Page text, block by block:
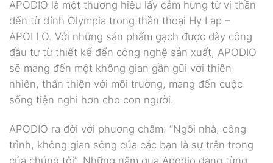
APODIO là một thương hiệu lấy cảm hứng từ vị thần
đến từ đỉnh Olympia trong thần thoại Hy Lạp –
APOLLO. Với những sản phẩm gạch được dày công
đầu tư từ thiết kế đến công nghệ sản xuất, APODIO
sẽ mang đến một không gian gần gũi với thiên
nhiên, thân thiện với môi trường, mang đến cuộc
sống tiện nghi hơn cho con người.
APODIO ra đời với phương châm: “Ngôi nhà, công
trình, không gian sông của các bạn là sự trân trọng